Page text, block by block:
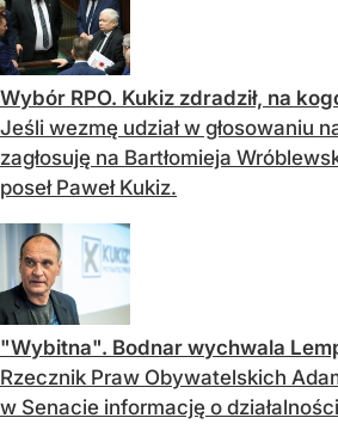
Wybór RPO. Kukiz zdradził, na
Jeśli wezmę udział w głosowaniu
zagłosuję na Bartłomieja
poseł Paweł Kukiz.
"Wybitna". Bodnar wychwala
Rzecznik Praw Obywatelskich
w Senacie informację o